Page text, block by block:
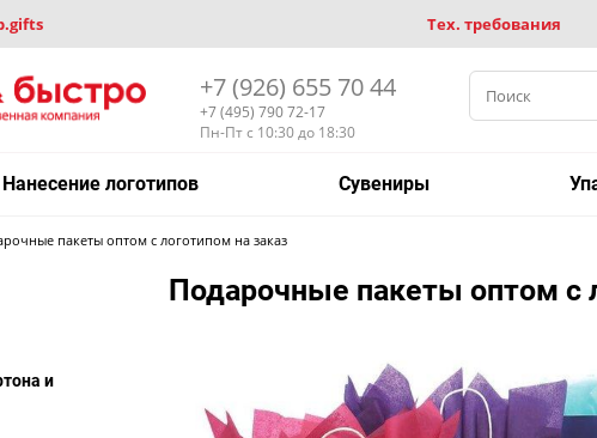
Тех. требования
+7 (926) 655 70 44
+7 (495) 790 72-17
Пн-Пт с 10:30 до 18:30
Нанесение логотипов Сувениры
пакеты оптом с логотипом на заказ
и
Подарочные пакеты оптом с